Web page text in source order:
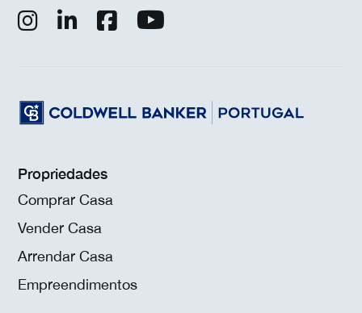
Propriedades
Comprar Casa
Vender Casa
Arrendar Casa
Empreendimentos